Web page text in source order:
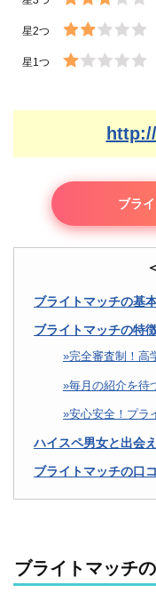
星2つ
星1つ
ブラ
ブライトマッチの基
ブライトマッチの特
完全審査制！高
毎月の紹介を待
安心安全！プラ
ハイスペ男女と出会
ブライトマッチの口
ブライトマッチ